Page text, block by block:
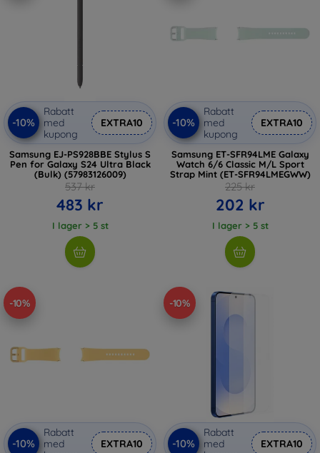
-10%
Rabatt
med
kupong
EXTRA10
Samsung EJ-PS928BBE Stylus S
Pen for Galaxy S24 Ultra Black
(Bulk) (57983126009)
537 kr
483 kr
I lager > 5 st
-10%
Rabatt
med
kupong
EXTRA10
Samsung ET-SFR94LME Galaxy
Watch 6/6 Classic M/L Sport
Strap Mint (ET-SFR94LMEGWW)
225 kr
202 kr
I lager > 5 st
-10%
-10%
Rabatt
med
EXTRA10
-10%
-10%
Rabatt
med
EXTRA10